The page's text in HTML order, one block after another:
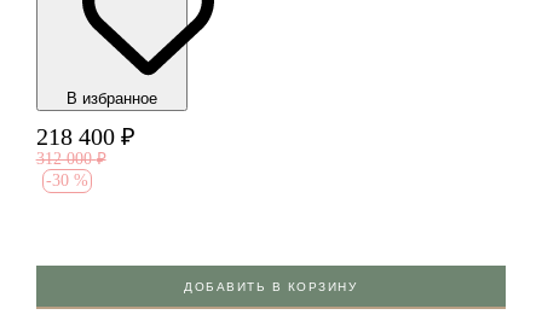
В избранноe
218 400 ₽
312 000 ₽
-30 %
ДОБАВИТЬ В КОРЗИНУ